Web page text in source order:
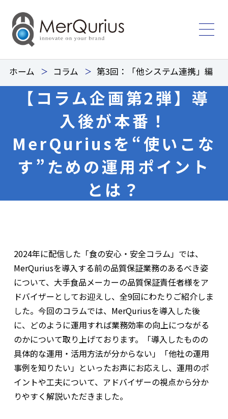
ホーム コラム 第3回：「他システム連携」編
【コラム企画第2弾】 導
入後が本番！
MerQuriusを“使いこな
す”ための運用ポイント
とは？
2024年に配信した「食の安心・安全コラム」では、
MerQuriusを導入する前の品質保証業務のあるべき姿
について、大手食品メーカーの品質保証責任者様をア
ドバイザーとしてお迎えし、全9回にわたりご紹介しま
した。今回のコラムでは、MerQuriusを導入した後
に、どのように運用すれば業務効率の向上につながる
のかについて取り上げております。「導入したものの
具体的な運用・活用方法が分からない」「他社の運用
事例を知りたい」といったお声にお応えし、運用のポ
イントや工夫について、アドバイザーの視点から分か
りやすく解説いただきました。